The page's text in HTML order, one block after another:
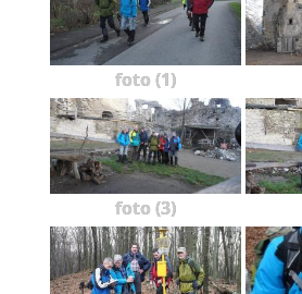
foto (1)
foto (3)